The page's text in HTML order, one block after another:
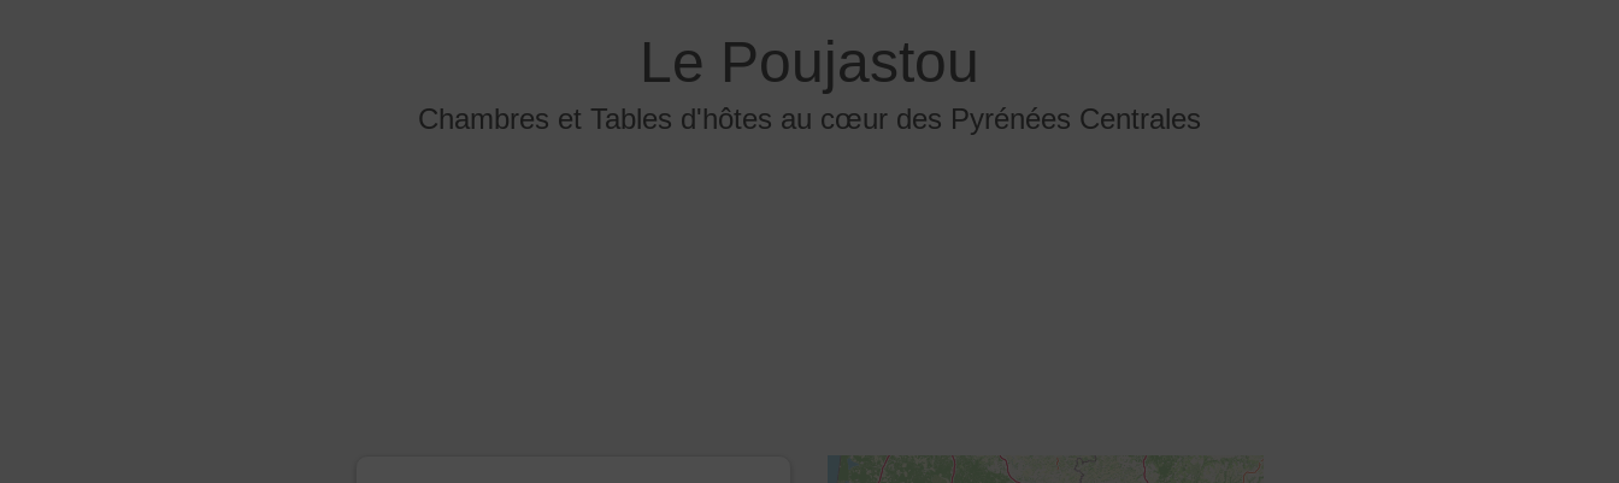
Le Poujastou
Chambres et Tables d'hôtes au cœur des Pyrénées Centrales